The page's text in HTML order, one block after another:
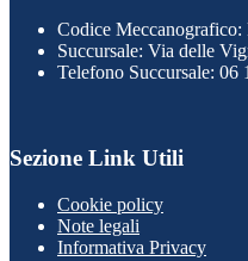
Codice
Succursale: Via delle
Telefono Succursale: 06
Sezione Link Utili
Cookie policy
Note legali
Informativa Privacy